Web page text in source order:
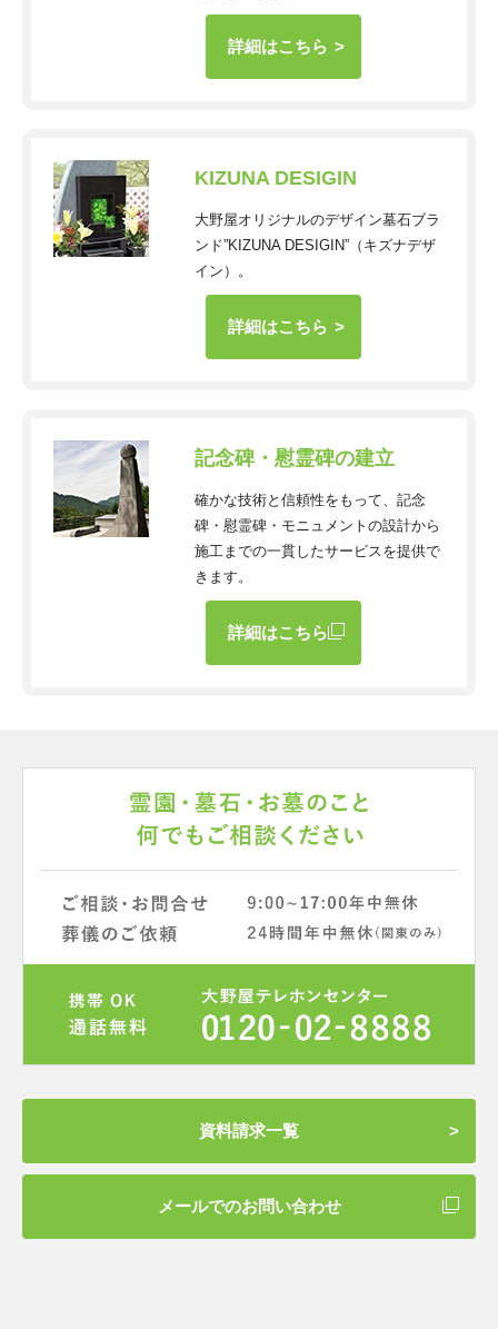
詳細はこちら
KIZUNA DESIGIN
大野屋オリジナルのデザイン墓石ブラ
ンド”KIZUNA DESIGIN”（キズナデザ
イン）。
詳細はこちら
記念碑・慰霊碑の建立
確かな技術と信頼性をもって、記念
碑・慰霊碑・モニュメントの設計から
施工までの一貫したサービスを提供で
きます。
詳細はこちら
資料請求一覧
メールでのお問い合わせ